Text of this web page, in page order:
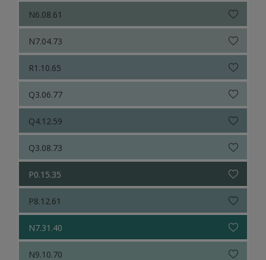
N6.08.61
N7.04.73
R1.10.65
Q3.06.77
Q4.12.59
Q3.08.73
P0.15.35
P8.12.61
N7.31.40
N9.10.70